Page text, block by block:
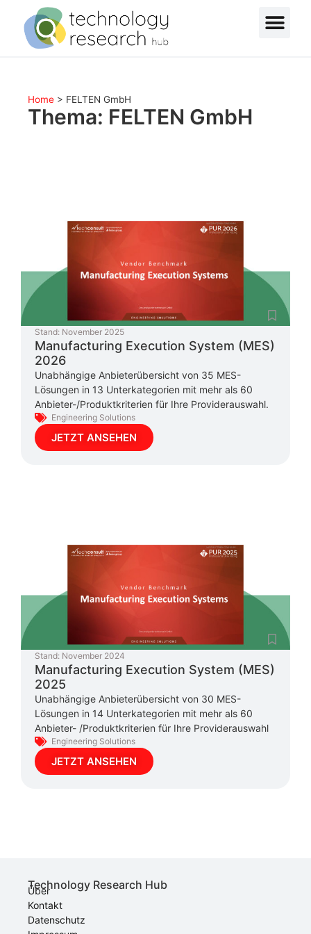
Home > FELTEN GmbH
Thema: FELTEN GmbH
Stand: November 2025
Manufacturing Execution System (MES)
2026
Unabhängige Anbieterübersicht von 35 MES-
Lösungen in 13 Unterkategorien mit mehr als 60
Anbieter-/Produktkriterien für Ihre Providerauswahl.
Engineering Solutions
JETZT ANSEHEN
Stand: November 2024
Manufacturing Execution System (MES)
2025
Unabhängige Anbieterübersicht von 30 MES-
Lösungen in 14 Unterkategorien mit mehr als 60
Anbieter- /Produktkriterien für Ihre Providerauswahl
Engineering Solutions
JETZT ANSEHEN
Technology Research Hub
Über
Kontakt
Datenschutz